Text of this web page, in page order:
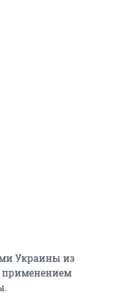
Украины из
применением